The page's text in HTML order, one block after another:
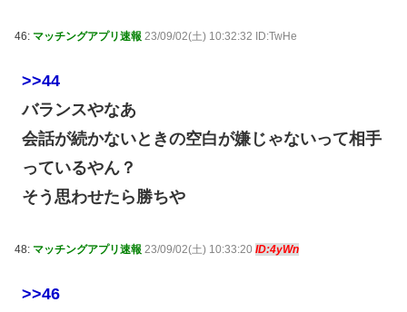
46: マッチングアプリ速報 23/09/02(土) 10:32:32 ID:TwHe
>>44
バランスやなあ
会話が続かないときの空白が嫌じゃないって相手
っているやん？
そう思わせたら勝ちや
48: マッチングアプリ速報 23/09/02(土) 10:33:20 ID:4yWn
>>46